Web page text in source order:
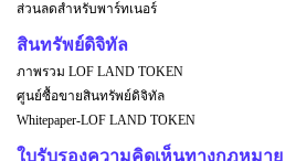
ส่วนลดสำหรับพาร์ทเนอร์
สินทรัพย์ดิจิทัล
ภาพรวม LOF LAND TOKEN
ศูนย์ซื้อขายสินทรัพย์ดิจิทัล
Whitepaper-LOF LAND TOKEN
ใบรับรองความคิดเห็นทางกฎหมาย